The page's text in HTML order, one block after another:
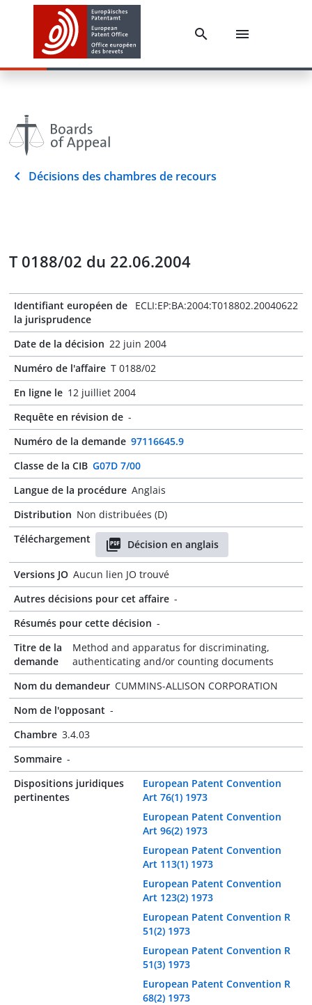
Décisions des chambres de recours
T 0188/02 du 22.06.2004
Identifiant européen de
la jurisprudence
ECLI:EP:BA:2004:T018802.20040622
Date de la décision 22 juin 2004
Numéro de l'affaire T 0188/02
En ligne le 12 juilliet 2004
Requête en révision de -
Numéro de la demande 97116645.9
Classe de la CIB G07D 7/00
Langue de la procédure Anglais
Distribution Non distribuées (D)
Téléchargement
Décision en anglais
Versions JO Aucun lien JO trouvé
Autres décisions pour cet affaire -
Résumés pour cette décision -
Titre de la
demande
Method and apparatus for discriminating,
authenticating and/or counting documents
Nom du demandeur CUMMINS-ALLISON CORPORATION
Nom de l'opposant -
Chambre 3.4.03
Sommaire -
Dispositions juridiques
pertinentes
European Patent Convention
Art 76(1) 1973
European Patent Convention
Art 96(2) 1973
European Patent Convention
Art 113(1) 1973
European Patent Convention
Art 123(2) 1973
European Patent Convention R
51(2) 1973
European Patent Convention R
51(3) 1973
European Patent Convention R
68(2) 1973